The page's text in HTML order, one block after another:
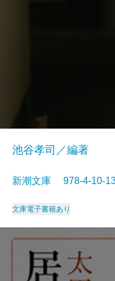
池谷孝司／編著
新潮文庫 978-4-10-
文庫電子書籍あり